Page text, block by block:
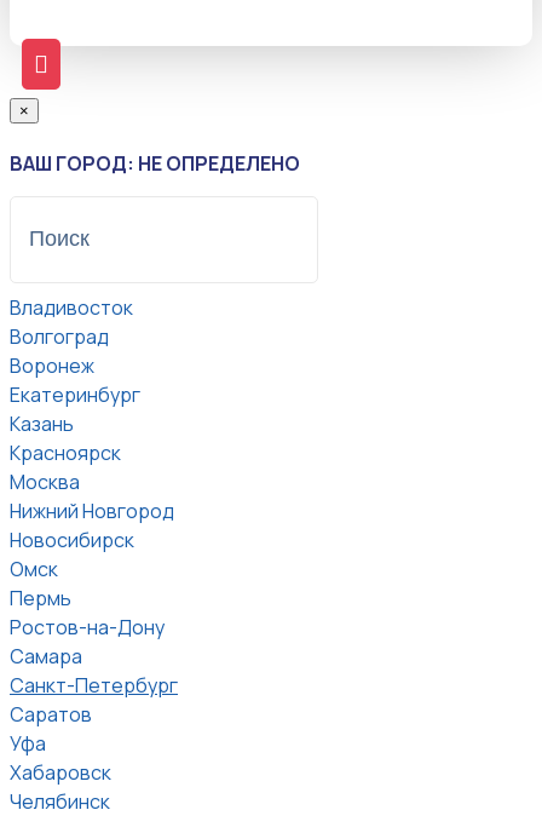
×
ВАШ ГОРОД: НЕ ОПРЕДЕЛЕНО
Владивосток
Волгоград
Воронеж
Екатеринбург
Казань
Красноярск
Москва
Нижний Новгород
Новосибирск
Омск
Пермь
Ростов-на-Дону
Самара
Санкт-Петербург
Саратов
Уфа
Хабаровск
Челябинск